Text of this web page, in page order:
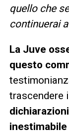
quello che
continuerai
La Juve
questo
trascendere